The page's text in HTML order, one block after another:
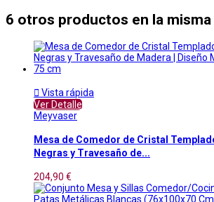
6 otros productos en la
 Vista rápida
Ver Detalle
Meyvaser
Mesa de Comedor de Cristal
Negras y Travesaño de...
204,90 €